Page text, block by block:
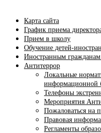
Карта сайта
График приема
Прием в школу
Обучение детей-
Иностранным
Антитеррор
Локальные
информационной
Телефоны
Мероприятия
Пожаловаться на
Правовая
Регламенты